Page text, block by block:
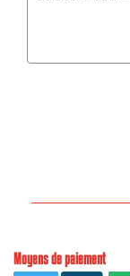
Moyens de paiement